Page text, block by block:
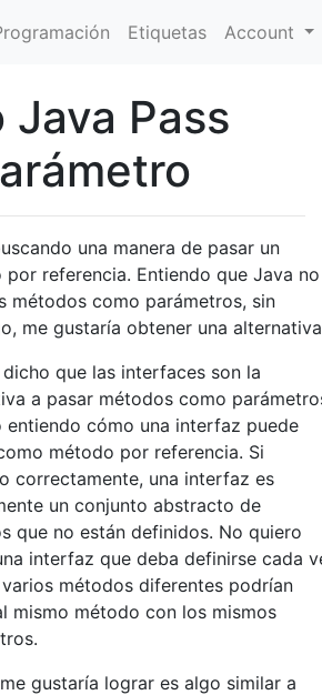
Etiquetas Account
Pass
una manera de pasar un
por referencia. Entiendo que Java no
métodos como parámetros, sin
me gustaría obtener una
dicho que las interfaces son la
a pasar métodos como
entiendo cómo una interfaz puede
método por referencia. Si
correctamente, una interfaz es
un conjunto abstracto de
que no están definidos. No quiero
interfaz que deba definirse cada
métodos diferentes podrían
mismo método con los mismos
gustaría lograr es algo similar a